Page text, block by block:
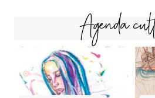
Agenda